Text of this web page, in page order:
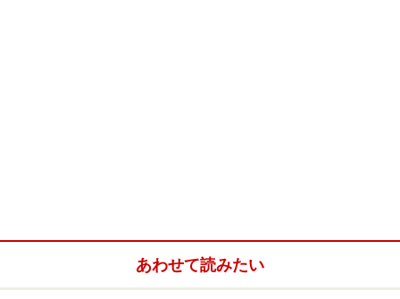
あわせて読みたい